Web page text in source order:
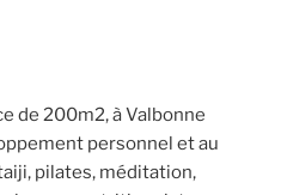
de 200m2, à Valbonne
personnel et au
pilates, méditation,